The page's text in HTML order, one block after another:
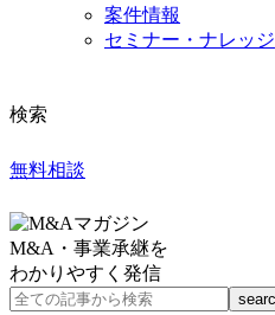
案件情報
セミナー・ナレッジ
検索
無料相談
M&A・事業承継を
わかりやすく発信